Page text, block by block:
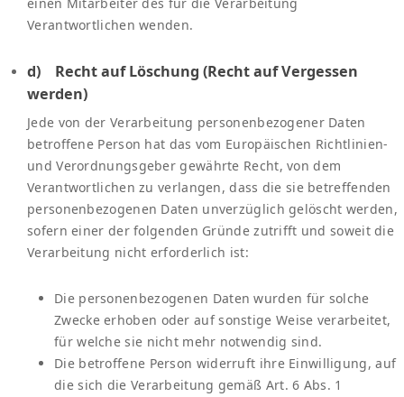
Verantwortlichen wenden.
d) Recht auf Löschung (Recht auf Vergessen
werden)
Jede von der Verarbeitung personenbezogener Daten
betroffene Person hat das vom Europäischen Richtlinien-
und Verordnungsgeber gewährte Recht, von dem
Verantwortlichen zu verlangen, dass die sie betreffenden
personenbezogenen Daten unverzüglich gelöscht werden,
sofern einer der folgenden Gründe zutrifft und soweit die
Verarbeitung nicht erforderlich ist:
Die personenbezogenen Daten wurden für solche
Zwecke erhoben oder auf sonstige Weise verarbeitet,
für welche sie nicht mehr notwendig sind.
Die betroffene Person widerruft ihre Einwilligung, auf
die sich die Verarbeitung gemäß Art. 6 Abs. 1